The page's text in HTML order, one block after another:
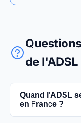
de l'ADSL
Quand l'ADSL
en France ?